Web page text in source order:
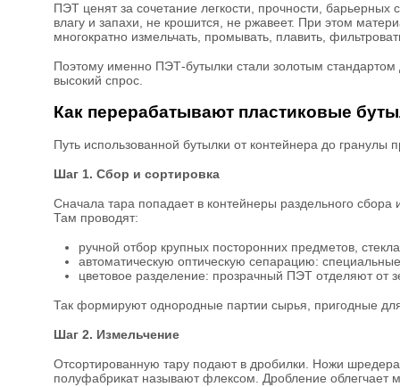
ПЭТ ценят за сочетание легкости, прочности, барьерных
влагу и запахи, не крошится, не ржавеет. При этом
многократно измельчать, промывать, плавить,
Поэтому именно ПЭТ-бутылки стали золотым
высокий спрос.
Как перерабатывают пластиковые
Путь использованной бутылки от контейнера до гранулы
Шаг 1. Сбор и сортировка
Сначала тара попадает в контейнеры раздельного
Там проводят:
ручной отбор крупных посторонних предметов,
автоматическую оптическую сепарацию:
цветовое разделение: прозрачный ПЭТ отделяют от
Так формируют однородные партии сырья, пригодные
Шаг 2. Измельчение
Отсортированную тару подают в дробилки. Ножи
полуфабрикат называют флексом. Дробление облегчает